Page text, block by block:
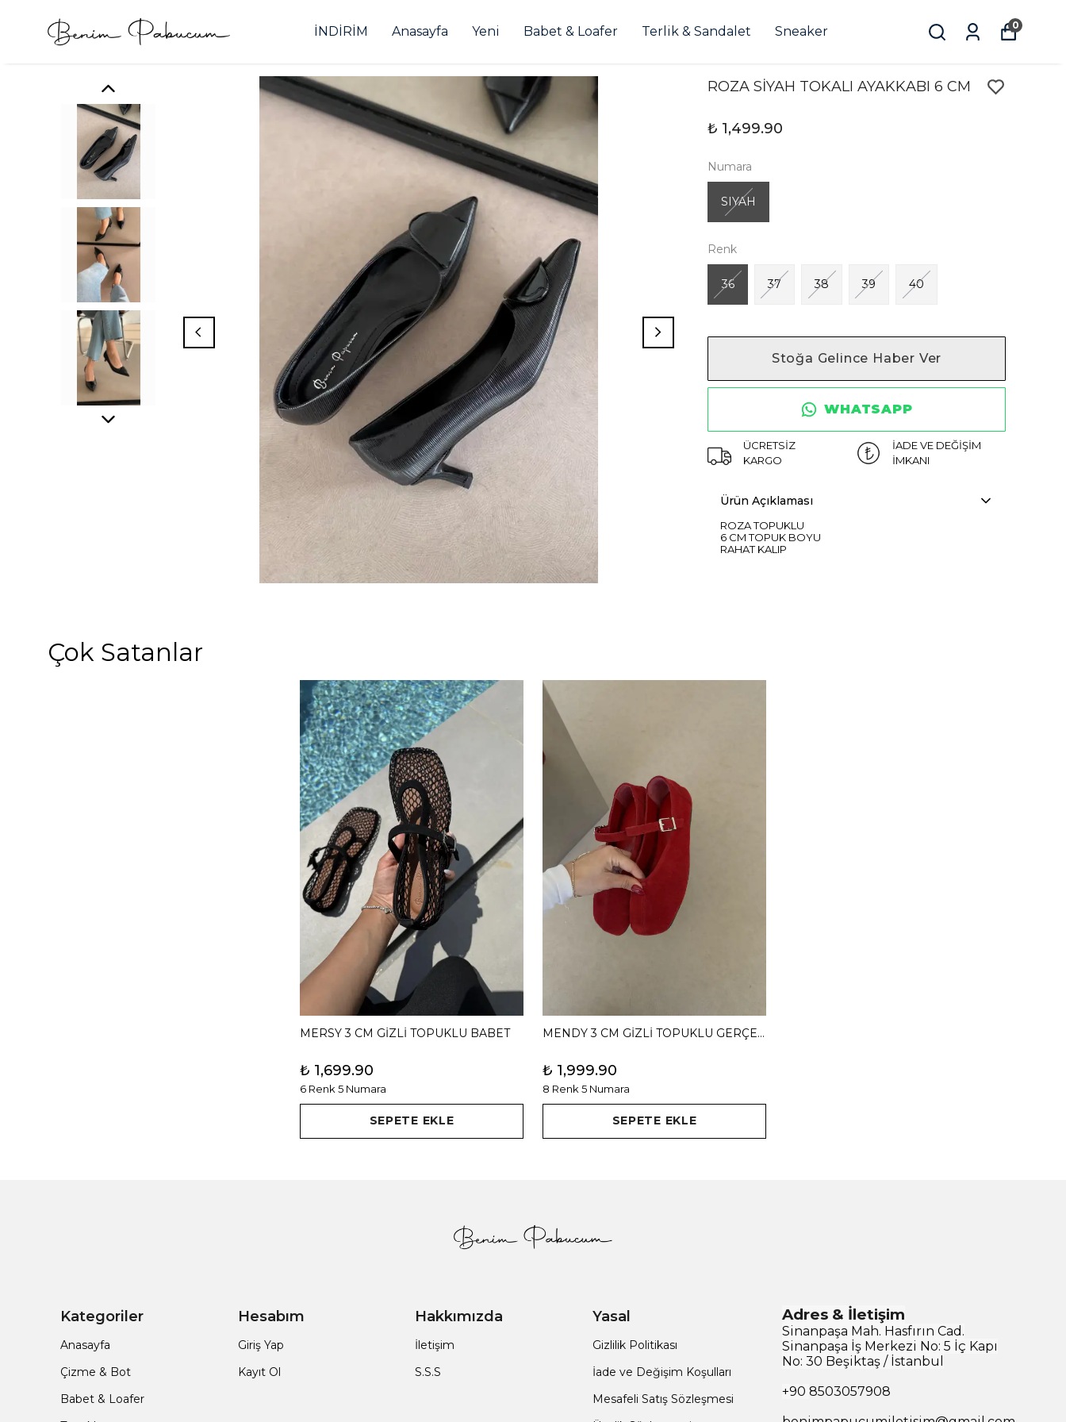
İNDİRİM Anasayfa Yeni Babet & Loafer Terlik & Sandalet Sneaker 0
ROZA SİYAH TOKALI AYAKKABI 6 CM
₺ 1,499.90
Numara
SIYAH
Renk
36 37 38 39 40
Stoğa Gelince Haber Ver
WHATSAPP
ÜCRETSİZ
KARGO
İADE VE DEĞİŞİM
İMKANI
Ürün Açıklaması
ROZA TOPUKLU
6 CM TOPUK BOYU
RAHAT KALIP
Çok Satanlar
MERSY 3 CM GİZLİ TOPUKLU BABET
₺ 1,699.90
6 Renk 5 Numara
SEPETE EKLE
MENDY 3 CM GİZLİ TOPUKLU GERÇEK DERİ BABET
₺ 1,999.90
8 Renk 5 Numara
SEPETE EKLE
Kategoriler
Anasayfa
Çizme & Bot
Babet & Loafer
Hesabım
Giriş Yap
Kayıt Ol
Hakkımızda
İletişim
S.S.S
Yasal
Gizlilik Politikası
İade ve Değişim Koşulları
Mesafeli Satış Sözleşmesi
Adres & İletişim
Sinanpaşa Mah. Hasfırın Cad.
Sinanpaşa İş Merkezi No: 5 İç Kapı
No: 30 Beşiktaş / İstanbul
+90 8503057908